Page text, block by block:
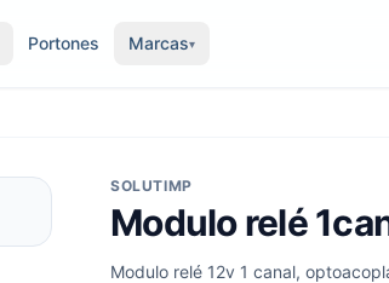
Portones Marcas▾
SOLUTIMP
Modulo relé
Modulo relé 12v 1 canal,